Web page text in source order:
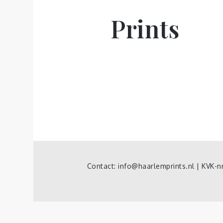
Prints
Contact: info@haarlemprints.nl | KVK-